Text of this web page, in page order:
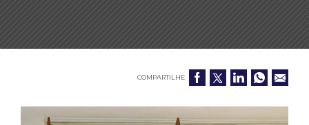
COMPARTILHE